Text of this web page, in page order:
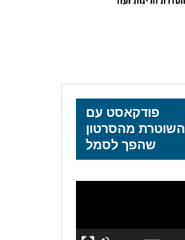
פודקאסט עם
השוטרת מהסרטון
שהפך לסמל